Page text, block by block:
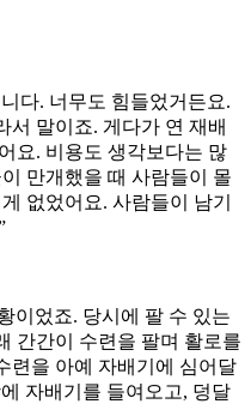
다. 너무도 힘들었거든요.
서 말이죠. 게다가 연 재배
요. 비용도 생각보다는 많
만개했을 때 사람들이 몰
없었어요. 사람들이 남기
이었죠. 당시에 팔 수 있는
간간이 수련을 팔며 활로를
련을 아예 자배기에 심어달
자배기를 들여오고, 덩달